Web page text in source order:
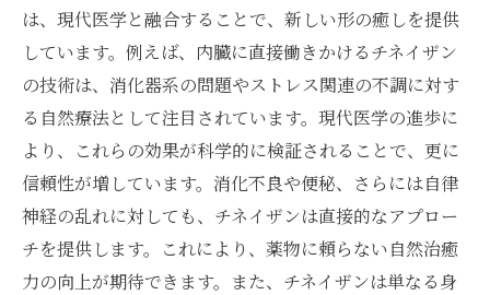
は、現代医学と融合することで、新しい形の癒しを提供
しています。例えば、内臓に直接働きかけるチネイザン
の技術は、消化器系の問題やストレス関連の不調に対す
る自然療法として注目されています。現代医学の進歩に
より、これらの効果が科学的に検証されることで、更に
信頼性が増しています。消化不良や便秘、さらには自律
神経の乱れに対しても、チネイザンは直接的なアプロー
チを提供します。これにより、薬物に頼らない自然治癒
力の向上が期待できます。また、チネイザンは単なる身